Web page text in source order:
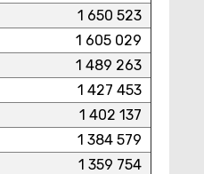
1 650 523
1 605 029
1 489 263
1 427 453
1 402 137
1 384 579
1 359 754